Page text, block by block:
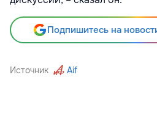
Подпишитесь на
Источник Aif